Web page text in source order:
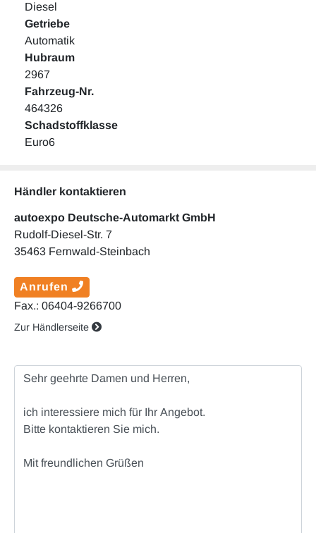
Diesel
Getriebe
Automatik
Hubraum
2967
Fahrzeug-Nr.
464326
Schadstoffklasse
Euro6
Händler kontaktieren
autoexpo Deutsche-Automarkt GmbH
Rudolf-Diesel-Str. 7
35463 Fernwald-Steinbach
Anrufen
Fax.: 06404-9266700
Zur Händlerseite